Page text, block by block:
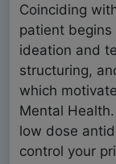
Coinciding
patient
ideation and
structuring,
which
Mental
low dose
control your